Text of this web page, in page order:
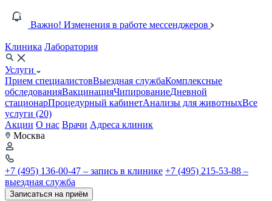
Важно! Изменения в работе мессенджеров
Клиника Лаборатория
Услуги
Прием специалистовВыездная службаКомплексные
обследованияВакцинацияЧипированиеДневной
стационарПроцедурный кабинетАнализы для животныхВсе
услуги (20)
Акции О нас Врачи Адреса клиник
Москва
+7 (495) 136-00-47 – запись в клинике +7 (495) 215-53-88 –
выездная служба
Записаться на приём